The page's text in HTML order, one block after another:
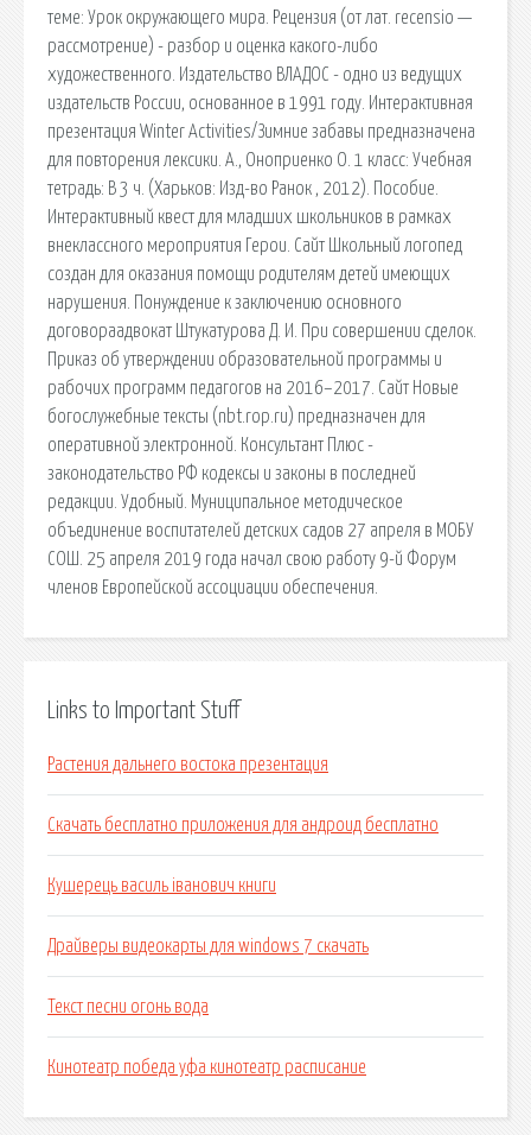
теме: Урок окружающего мира. Рецензия (от лат. recensio —
рассмотрение) - разбор и оценка какого-либо
художественного. Издательство ВЛАДОС - одно из ведущих
издательств России, основанное в 1991 году. Интерактивная
презентация Winter Activities/Зимние забавы предназначена
для повторения лексики. А., Оноприенко О. 1 класс: Учебная
тетрадь: В 3 ч. (Харьков: Изд-во Ранок , 2012). Пособие.
Интерактивный квест для младших школьников в рамках
внеклассного мероприятия Герои. Сайт Школьный логопед
создан для оказания помощи родителям детей имеющих
нарушения. Понуждение к заключению основного
договораадвокат Штукатурова Д. И. При совершении сделок.
Приказ об утверждении образовательной программы и
рабочих программ педагогов на 2016–2017. Сайт Новые
богослужебные тексты (nbt.rop.ru) предназначен для
оперативной электронной. Консультант Плюс -
законодательство РФ кодексы и законы в последней
редакции. Удобный. Муниципальное методическое
объединение воспитателей детских садов 27 апреля в МОБУ
СОШ. 25 апреля 2019 года начал свою работу 9-й Форум
членов Европейской ассоциации обеспечения.
Links to Important Stuff
Растения дальнего востока презентация
Скачать бесплатно приложения для андроид бесплатно
Кушерець василь іванович книги
Драйверы видеокарты для windows 7 скачать
Текст песни огонь вода
Кинотеатр победа уфа кинотеатр расписание